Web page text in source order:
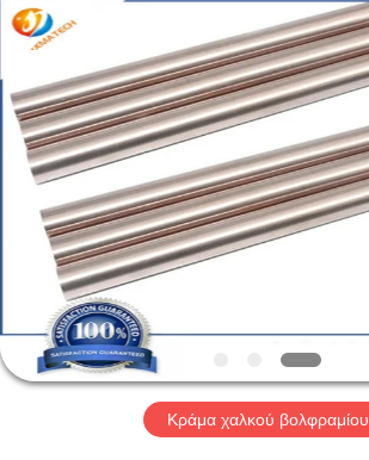
ΣΠΊΤΙ
ΠΡΟΪΌΝΤΑ
ΠΕΡΊΠΟΥ
ΕΜΕΊΣ
ΓΎΡΟΣ
ΕΡΓΟΣΤΑΣΊΩΝ
LTD.
All
Rights
ECER
Κράμα χαλκού βολφραμίου